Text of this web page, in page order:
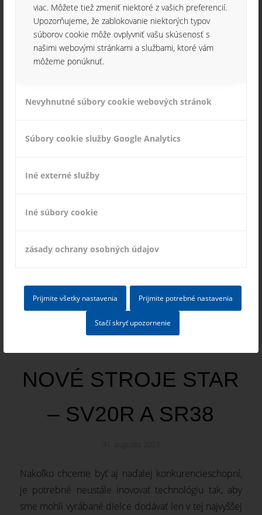
viac. Môžete tiež zmeniť niektoré z vašich preferencií.
Upozorňujeme, že zablokovanie niektorých typov
súborov cookie môže ovplyvniť vašu skúsenosť s
našimi webovými stránkami a službami, ktoré vám
môžeme ponúknuť.
Nevyhnutné súbory cookie webových stránok
Súbory cookie služby Google Analytics
Iné externé služby
Iné súbory cookie
zásady ochrany osobných údajov
Prijmite všetky nastavenia Prijmite potrebné nastavenia
Stačí skryť upozornenie
Vedenie spoločnosti pripravilo svojim zamestnancom
koncom roka 2022 prekvapenie v podobe
vianočného posedenia v Kolibe v Papradne.
VÝMENA SVETLÍKOV
13. októbra 2023
Výmenou strešných svetlíkov sa stávame opäť
REKONŠTRUKCIA
KOTOLNE
NOVÉ STROJE STAR
– SV20R A SR38
Nakoľko chceme byť aj naďalej konkurencieschopní,
je potrebné neustále inovovať technológiu tak, aby
sme mohli vyrábané dielce dodávať len v tej najvyššej